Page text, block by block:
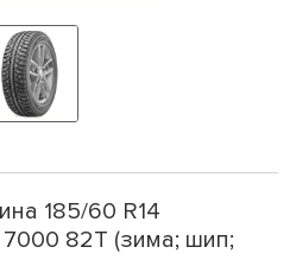
185/60 R14
82T (зима; шип;